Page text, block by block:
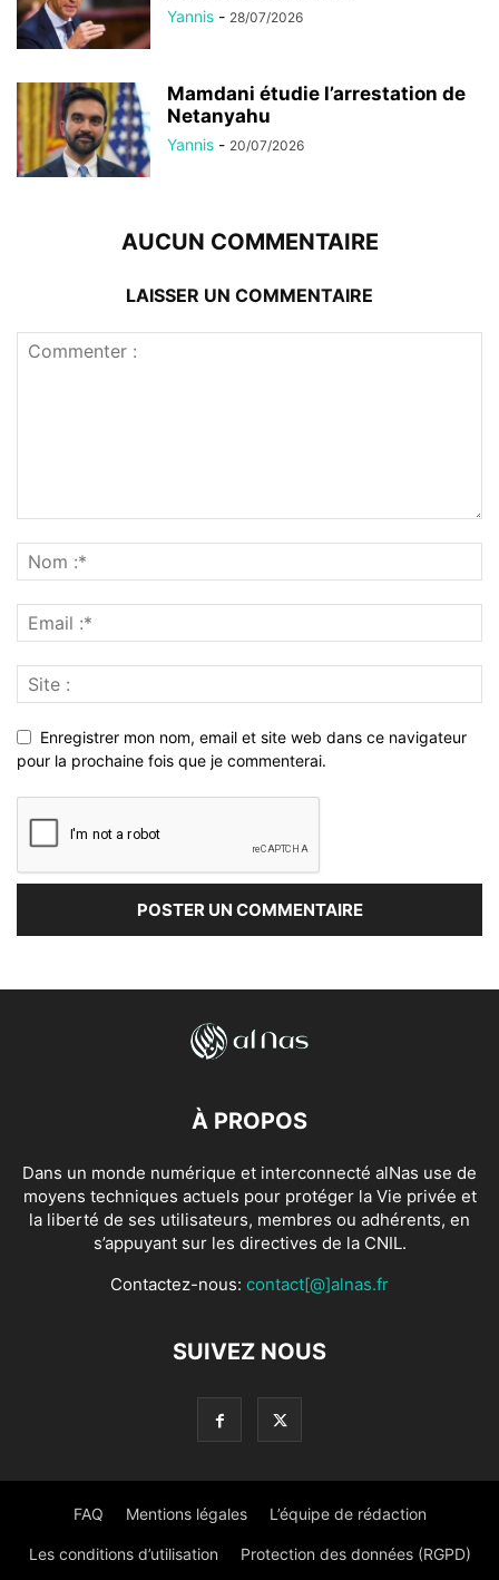
Yannis - 28/07/2026
Mamdani étudie l’arrestation de
Netanyahu
Yannis - 20/07/2026
AUCUN COMMENTAIRE
LAISSER UN COMMENTAIRE
Enregistrer mon nom, email et site web dans ce navigateur
pour la prochaine fois que je commenterai.
À PROPOS
Dans un monde numérique et interconnecté alNas use de
moyens techniques actuels pour protéger la Vie privée et
la liberté de ses utilisateurs, membres ou adhérents, en
s’appuyant sur les directives de la CNIL.
Contactez-nous: contact[@]alnas.fr
SUIVEZ NOUS
FAQ Mentions légales L’équipe de rédaction
Les conditions d’utilisation Protection des données (RGPD)